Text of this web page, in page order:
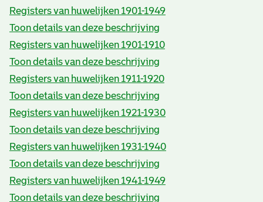
Registers van huwelijken 1901-1949
Toon details van deze beschrijving
Registers van huwelijken 1901-1910
Toon details van deze beschrijving
Registers van huwelijken 1911-1920
Toon details van deze beschrijving
Registers van huwelijken 1921-1930
Toon details van deze beschrijving
Registers van huwelijken 1931-1940
Toon details van deze beschrijving
Registers van huwelijken 1941-1949
Toon details van deze beschrijving